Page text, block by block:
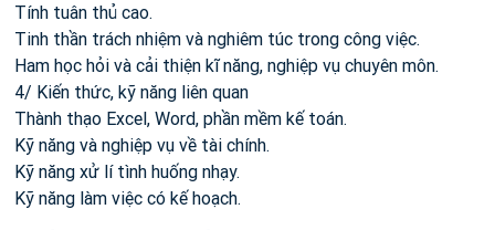
Tính tuân thủ cao.
Tinh thần trách nhiệm và nghiêm túc trong công việc.
Ham học hỏi và cải thiện kĩ năng, nghiệp vụ chuyên môn.
4/ Kiến thức, kỹ năng liên quan
Thành thạo Excel, Word, phần mềm kế toán.
Kỹ năng và nghiệp vụ về tài chính.
Kỹ năng xử lí tình huống nhạy.
Kỹ năng làm việc có kế hoạch.